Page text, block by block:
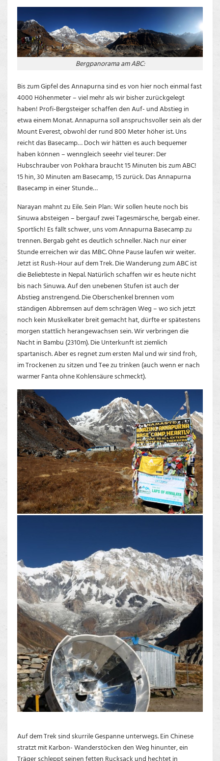
Bergpanorama am ABC:
Bis zum Gipfel des Annapurna sind es von hier noch einmal fast
4000 Höhenmeter – viel mehr als wir bisher zurückgelegt
haben! Profi-Bergsteiger schaffen den Auf- und Abstieg in
etwa einem Monat. Annapurna soll anspruchsvoller sein als der
Mount Everest, obwohl der rund 800 Meter höher ist. Uns
reicht das Basecamp… Doch wir hätten es auch bequemer
haben können – wenngleich seeehr viel teurer: Der
Hubschrauber von Pokhara braucht 15 Minuten bis zum ABC!
15 hin, 30 Minuten am Basecamp, 15 zurück. Das Annapurna
Basecamp in einer Stunde…
Narayan mahnt zu Eile. Sein Plan: Wir sollen heute noch bis
Sinuwa absteigen – bergauf zwei Tagesmärsche, bergab einer.
Sportlich! Es fällt schwer, uns vom Annapurna Basecamp zu
trennen. Bergab geht es deutlich schneller. Nach nur einer
Stunde erreichen wir das MBC. Ohne Pause laufen wir weiter.
Jetzt ist Rush-Hour auf dem Trek. Die Wanderung zum ABC ist
die Beliebteste in Nepal. Natürlich schaffen wir es heute nicht
bis nach Sinuwa. Auf den unebenen Stufen ist auch der
Abstieg anstrengend. Die Oberschenkel brennen vom
ständigen Abbremsen auf dem schrägen Weg – wo sich jetzt
noch kein Muskelkater breit gemacht hat, dürfte er spätestens
morgen stattlich herangewachsen sein. Wir verbringen die
Nacht in Bambu (2310m). Die Unterkunft ist ziemlich
spartanisch. Aber es regnet zum ersten Mal und wir sind froh,
im Trockenen zu sitzen und Tee zu trinken (auch wenn er nach
warmer Fanta ohne Kohlensäure schmeckt).
Auf dem Trek sind skurrile Gespanne unterwegs. Ein Chinese
stratzt mit Karbon- Wanderstöcken den Weg hinunter, ein
Träger schleppt seinen fetten Rucksack und hechtet in